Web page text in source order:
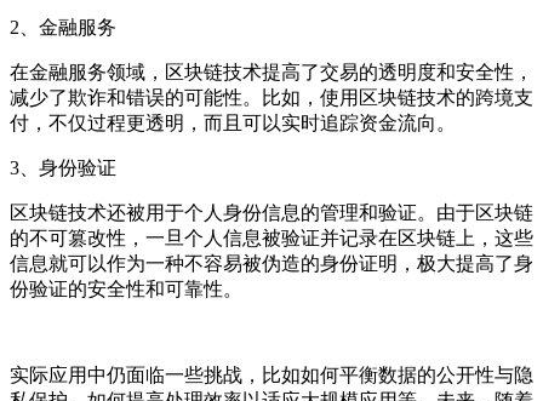
2、金融服务
在金融服务领域，区块链技术提高了交易的透明度和安全性，
减少了欺诈和错误的可能性。比如，使用区块链技术的跨境支
付，不仅过程更透明，而且可以实时追踪资金流向。
3、身份验证
区块链技术还被用于个人身份信息的管理和验证。由于区块链
的不可篡改性，一旦个人信息被验证并记录在区块链上，这些
信息就可以作为一种不容易被伪造的身份证明，极大提高了身
份验证的安全性和可靠性。
实际应用中仍面临一些挑战，比如如何平衡数据的公开性与隐